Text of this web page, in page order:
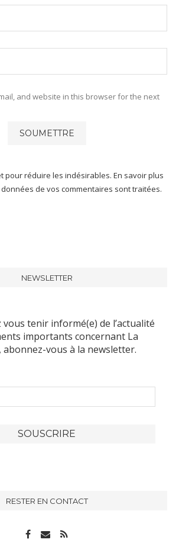
and website in this browser for the next
pour réduire les indésirables. En savoir plus
de vos commentaires sont traitées.
NEWSLETTER
vous tenir informé(e) de l’actualité
importants concernant La
abonnez-vous à la newsletter.
RESTER EN CONTACT